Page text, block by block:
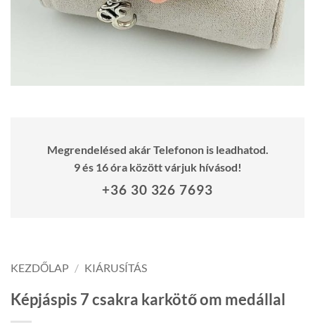
Megrendelésed akár Telefonon is leadhatod.
9 és 16 óra között várjuk hívásod!
+36 30 326 7693
KEZDŐLAP / KIÁRUSÍTÁS
Képjáspis 7 csakra karkötő om medállal